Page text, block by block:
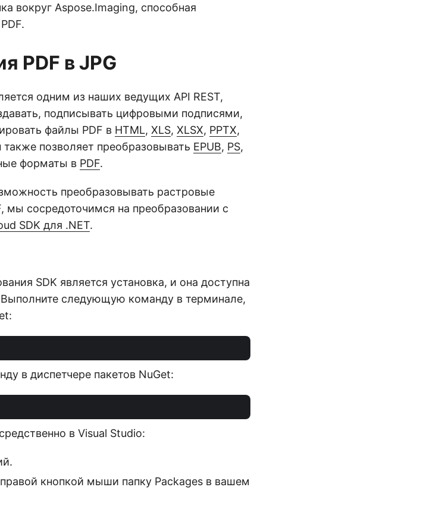
вокруг Aspose.Imaging, способная
PDF в JPG
одним из наших ведущих API REST,
подписывать цифровыми подписями,
файлы PDF в HTML, XLS, XLSX, PPTX,
позволяет преобразовывать EPUB, PS,
форматы в PDF.
преобразовывать растровые
мы сосредоточимся на преобразовании с
SDK для .NET.
SDK является установка, и она доступна
следующую команду в терминале,
в диспетчере пакетов NuGet:
в Visual Studio:
кнопкой мыши папку Packages в вашем